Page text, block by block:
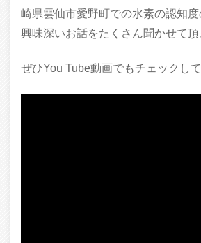
崎県雲仙市愛野町での水素の認知
興味深いお話をたくさん聞かせて頂
ぜひYou Tube動画でもチェックし